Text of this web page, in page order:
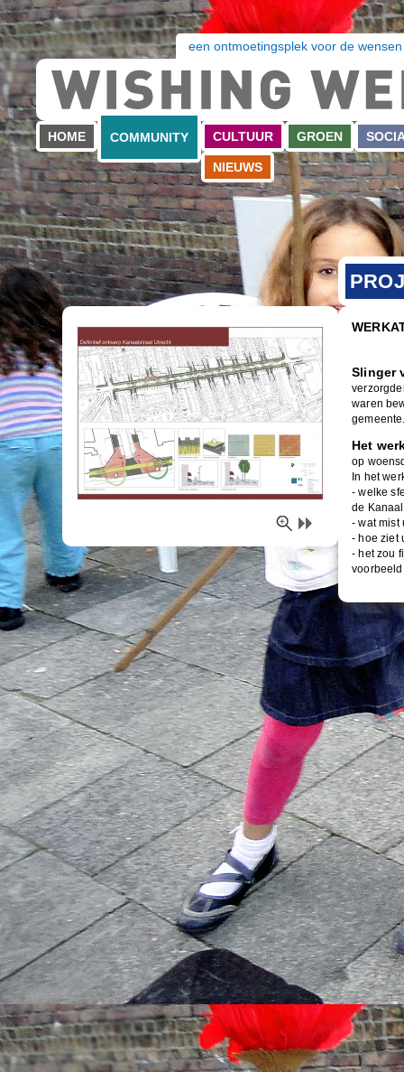
een ontmoetingsplek voor de
HOME COMMUNITY CULTUUR GROEN
NIEUWS
Slinger
waren
Het
op
In het
- welke
de
- wat mist
- hoe ziet
- het zou